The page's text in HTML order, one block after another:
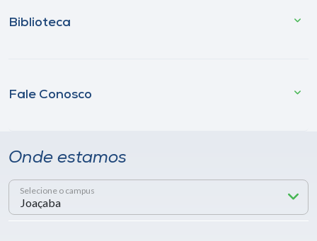
Biblioteca
Fale Conosco
Onde estamos
Selecione o campus